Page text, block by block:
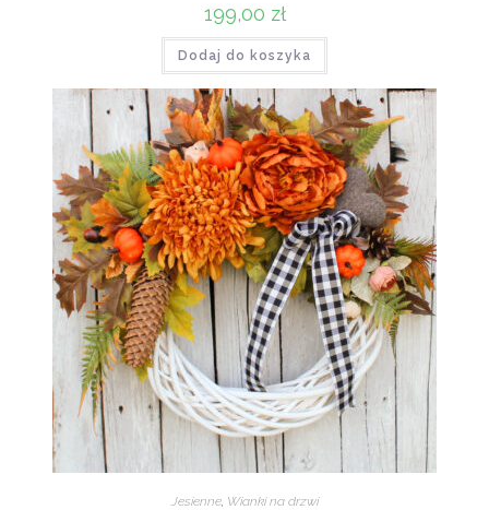
199,00 zł
Dodaj do koszyka
Jesienne, Wianki na drzwi